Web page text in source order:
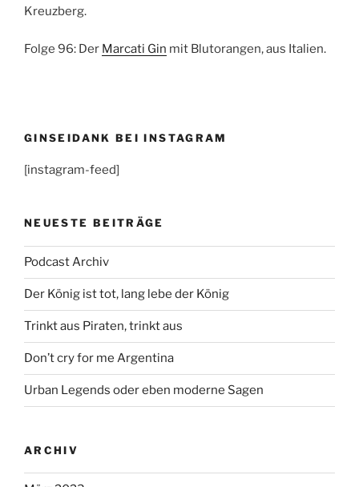
Kreuzberg.
Folge 96: Der Marcati Gin mit Blutorangen, aus Italien.
GINSEIDANK BEI INSTAGRAM
[instagram-feed]
NEUESTE BEITRÄGE
Podcast Archiv
Der König ist tot, lang lebe der König
Trinkt aus Piraten, trinkt aus
Don’t cry for me Argentina
Urban Legends oder eben moderne Sagen
ARCHIV